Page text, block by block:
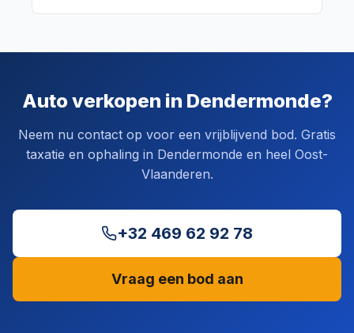
Auto verkopen in Dendermonde?
Neem nu contact op voor een vrijblijvend bod. Gratis
taxatie en ophaling in Dendermonde en heel Oost-
Vlaanderen.
+32 469 62 92 78
Vraag een bod aan